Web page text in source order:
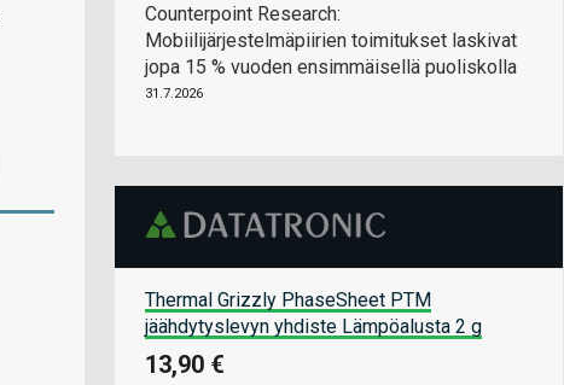
Counterpoint Research:
Mobiilijärjestelmäpiirien toimitukset laskivat
jopa 15 % vuoden ensimmäisellä puoliskolla
31.7.2026
Thermal Grizzly PhaseSheet PTM
jäähdytyslevyn yhdiste Lämpöalusta 2 g
13,90 €